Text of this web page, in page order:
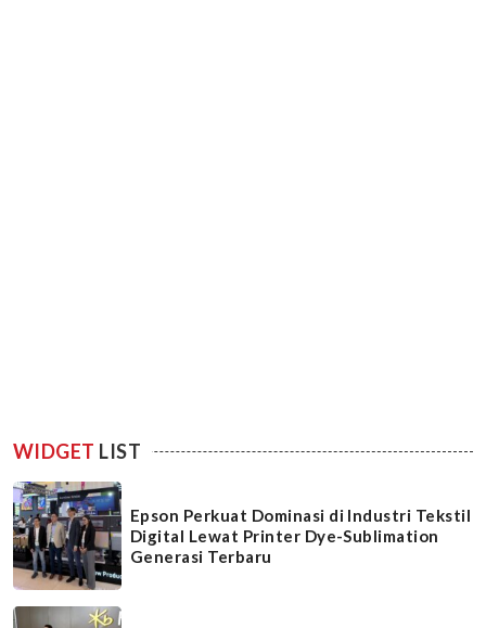
WIDGET LIST
Epson Perkuat Dominasi di Industri Tekstil
Digital Lewat Printer Dye-Sublimation
Generasi Terbaru